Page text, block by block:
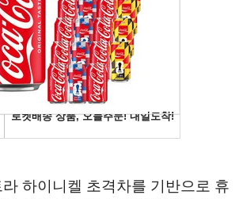
하이니켈 초격차를 기반으로 휴